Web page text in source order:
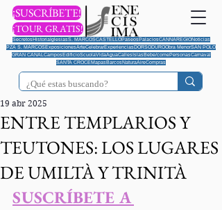
¡SUSCRÍBETE!
¡TOUR GRATIS!
SecretosHistoriaIglesiasS. MARCOSCASTELLOPaseosPalaciosCANNAREGIONoticias
PZA S. MARCOSExposicionesArteCelebrarExperienciasDORSODUROObra MenorSAN POLO
GRAN CANAL CamposEdificioScuolaVidaAguaCallesIslasBebe/comePersonasCarnaval
SANTA CROCEMapasBarcosNaturaAireCompras
ENTRE TEMPLARIOS Y
TEUTONES: LOS LUGARES
DE UMILTÀ Y TRINITÀ
19 abr 2025
SUSCRÍBETE A